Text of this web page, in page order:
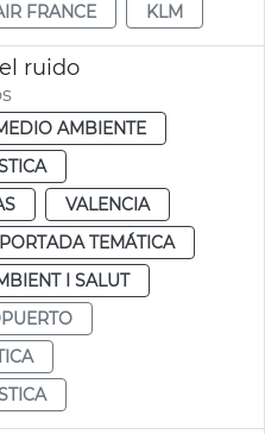
FRANCE KLM
ruido
AMBIENTE
VALENCIA
TEMÁTICA
I SALUT